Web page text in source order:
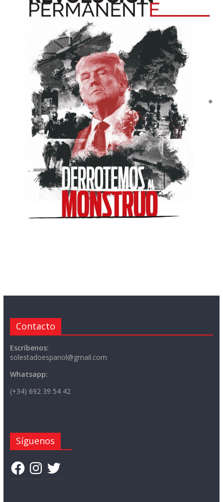
Contacto
Escríbenos:
solestadoespanol@gmail.com
Whatsapp:
(+34) 692 39 54 42
Síguenos
FacebookInstagram
Twitter